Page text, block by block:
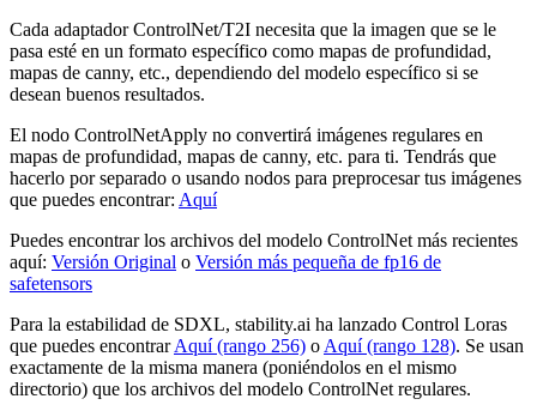
Cada adaptador ControlNet/T2I necesita que la imagen que se le
pasa esté en un formato específico como mapas de profundidad,
mapas de canny, etc., dependiendo del modelo específico si se
desean buenos resultados.
El nodo ControlNetApply no convertirá imágenes regulares en
mapas de profundidad, mapas de canny, etc. para ti. Tendrás que
hacerlo por separado o usando nodos para preprocesar tus imágenes
que puedes encontrar: Aquí
Puedes encontrar los archivos del modelo ControlNet más recientes
aquí: Versión Original o Versión más pequeña de fp16 de
safetensors
Para la estabilidad de SDXL, stability.ai ha lanzado Control Loras
que puedes encontrarAquí (rango 256) o Aquí (rango 128). Se usan
exactamente de la misma manera (poniéndolos en el mismo
directorio) que los archivos del modelo ControlNet regulares.